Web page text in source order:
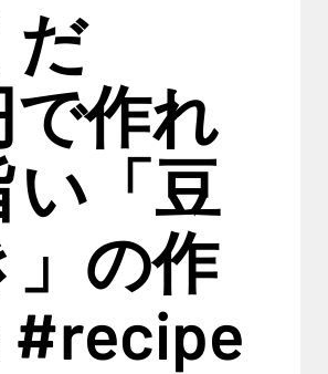
だ
で作れ
い「豆
」の作
#recipe